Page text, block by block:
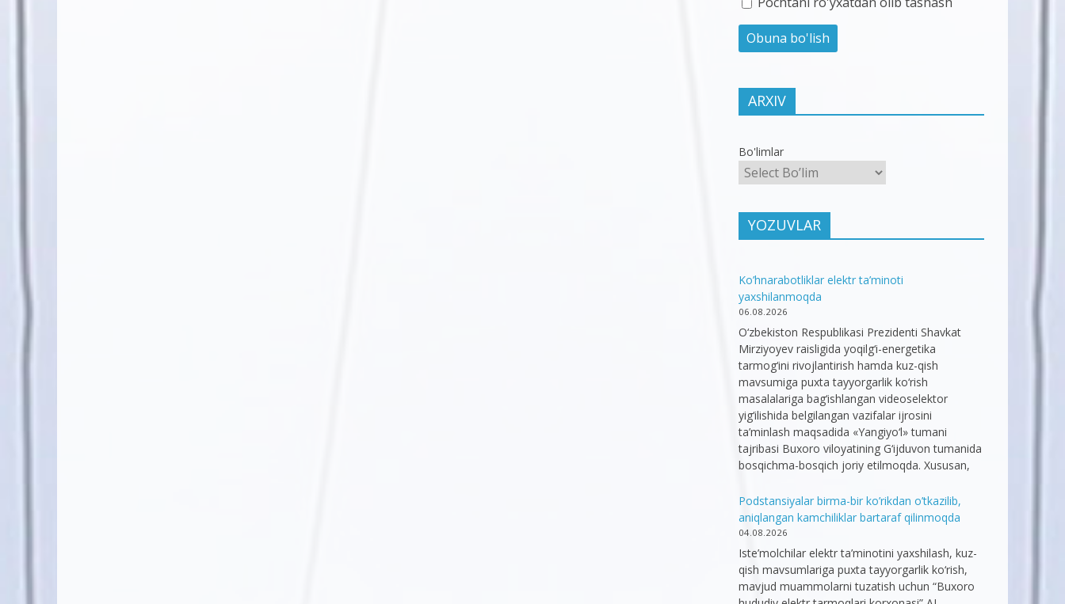
ARXIV
Bo'limlar
YOZUVLAR
Ko’hnarabotliklar elektr ta’minoti
yaxshilanmoqda
06.08.2026
O‘zbekiston Respublikasi Prezidenti Shavkat
Mirziyoyev raisligida yoqilg‘i-energetika
tarmog‘ini rivojlantirish hamda kuz-qish
mavsumiga puxta tayyorgarlik ko‘rish
masalalariga bag‘ishlangan videoselektor
yig‘ilishida belgilangan vazifalar ijrosini
ta’minlash maqsadida «Yangiyo‘l» tumani
tajribasi Buxoro viloyatining G‘ijduvon tumanida
bosqichma-bosqich joriy etilmoqda. Xususan,
Podstansiyalar birma-bir ko’rikdan o’tkazilib,
aniqlangan kamchiliklar bartaraf qilinmoqda
04.08.2026
Iste’molchilar elektr ta’minotini yaxshilash, kuz-
qish mavsumlariga puxta tayyorgarlik ko‘rish,
mavjud muammolarni tuzatish uchun “Buxoro